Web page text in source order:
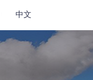
中文